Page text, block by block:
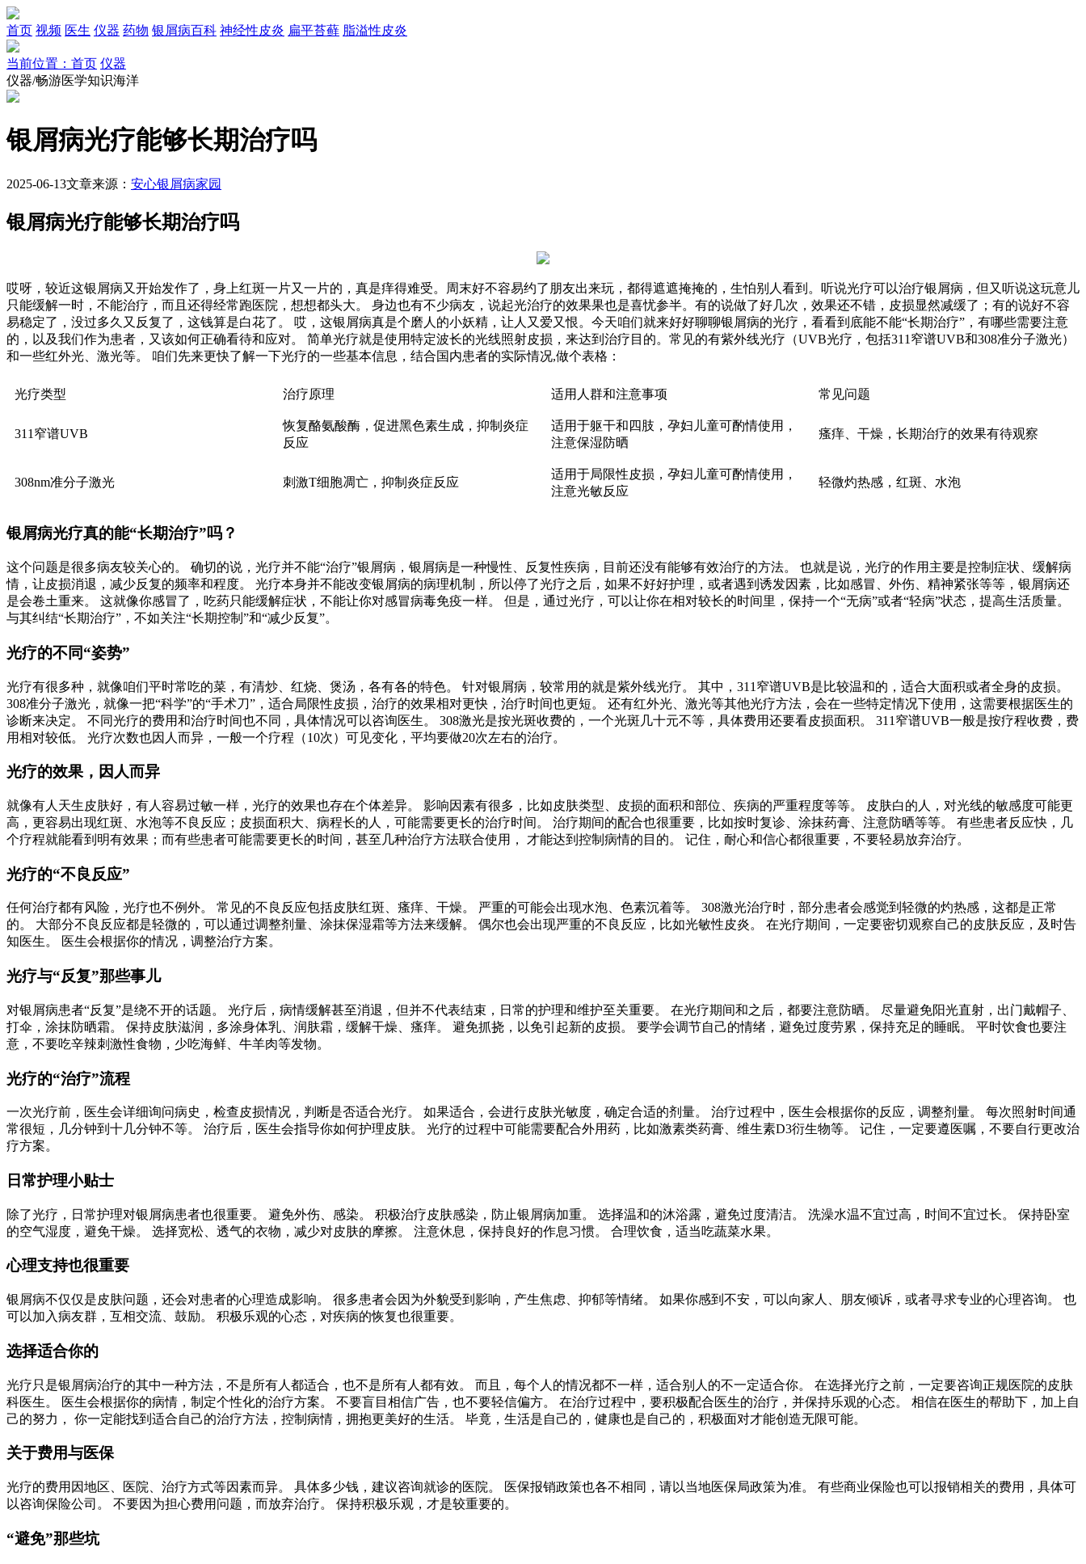
首页 视频 医生 仪器 药物 银屑病百科 神经性皮炎 扁平苔藓 脂溢性皮炎
当前位置：首页 仪器
仪器/畅游医学知识海洋
银屑病光疗能够长期治疗吗
2025-06-13文章来源： 安心银屑病家园
银屑病光疗能够长期治疗吗
哎呀，较近这银屑病又开始发作了，身上红斑一片又一片的，真是痒得难受。周末好不容易约了朋友出来玩，都得遮遮掩掩的，生怕别人看到。听说光疗可以治疗银屑病，但又听说这玩意儿
只能缓解一时，不能治疗，而且还得经常跑医院，想想都头大。 身边也有不少病友，说起光治疗的效果果也是喜忧参半。有的说做了好几次，效果还不错，皮损显然减缓了；有的说好不容
易稳定了，没过多久又反复了，这钱算是白花了。 哎，这银屑病真是个磨人的小妖精，让人又爱又恨。今天咱们就来好好聊聊银屑病的光疗，看看到底能不能“长期治疗”，有哪些需要注意
的，以及我们作为患者，又该如何正确看待和应对。 简单光疗就是使用特定波长的光线照射皮损，来达到治疗目的。常见的有紫外线光疗（UVB光疗，包括311窄谱UVB和308准分子激光）
和一些红外光、激光等。 咱们先来更快了解一下光疗的一些基本信息，结合国内患者的实际情况,做个表格：
光疗类型 治疗原理 适用人群和注意事项 常见问题
311窄谱UVB
恢复酪氨酸酶，促进黑色素生成，抑制炎症
反应
适用于躯干和四肢，孕妇儿童可酌情使用，
注意保湿防晒
瘙痒、干燥，长期治疗的效果有待观察
308nm准分子激光 刺激T细胞凋亡，抑制炎症反应
适用于局限性皮损，孕妇儿童可酌情使用，
注意光敏反应
轻微灼热感，红斑、水泡
银屑病光疗真的能“长期治疗”吗？
这个问题是很多病友较关心的。 确切的说，光疗并不能“治疗”银屑病，银屑病是一种慢性、反复性疾病，目前还没有能够有效治疗的方法。 也就是说，光疗的作用主要是控制症状、缓解病
情，让皮损消退，减少反复的频率和程度。 光疗本身并不能改变银屑病的病理机制，所以停了光疗之后，如果不好好护理，或者遇到诱发因素，比如感冒、外伤、精神紧张等等，银屑病还
是会卷土重来。 这就像你感冒了，吃药只能缓解症状，不能让你对感冒病毒免疫一样。 但是，通过光疗，可以让你在相对较长的时间里，保持一个“无病”或者“轻病”状态，提高生活质量。
与其纠结“长期治疗”，不如关注“长期控制”和“减少反复”。
光疗的不同“姿势”
光疗有很多种，就像咱们平时常吃的菜，有清炒、红烧、煲汤，各有各的特色。 针对银屑病，较常用的就是紫外线光疗。 其中，311窄谱UVB是比较温和的，适合大面积或者全身的皮损。
308准分子激光，就像一把“科学”的“手术刀”，适合局限性皮损，治疗的效果相对更快，治疗时间也更短。 还有红外光、激光等其他光疗方法，会在一些特定情况下使用，这需要根据医生的
诊断来决定。 不同光疗的费用和治疗时间也不同，具体情况可以咨询医生。 308激光是按光斑收费的，一个光斑几十元不等，具体费用还要看皮损面积。 311窄谱UVB一般是按疗程收费，费
用相对较低。 光疗次数也因人而异，一般一个疗程（10次）可见变化，平均要做20次左右的治疗。
光疗的效果，因人而异
就像有人天生皮肤好，有人容易过敏一样，光疗的效果也存在个体差异。 影响因素有很多，比如皮肤类型、皮损的面积和部位、疾病的严重程度等等。 皮肤白的人，对光线的敏感度可能更
高，更容易出现红斑、水泡等不良反应；皮损面积大、病程长的人，可能需要更长的治疗时间。 治疗期间的配合也很重要，比如按时复诊、涂抹药膏、注意防晒等等。 有些患者反应快，几
个疗程就能看到明有效果；而有些患者可能需要更长的时间，甚至几种治疗方法联合使用， 才能达到控制病情的目的。 记住，耐心和信心都很重要，不要轻易放弃治疗。
光疗的“不良反应”
任何治疗都有风险，光疗也不例外。 常见的不良反应包括皮肤红斑、瘙痒、干燥。 严重的可能会出现水泡、色素沉着等。 308激光治疗时，部分患者会感觉到轻微的灼热感，这都是正常
的。 大部分不良反应都是轻微的，可以通过调整剂量、涂抹保湿霜等方法来缓解。 偶尔也会出现严重的不良反应，比如光敏性皮炎。 在光疗期间，一定要密切观察自己的皮肤反应，及时告
知医生。 医生会根据你的情况，调整治疗方案。
光疗与“反复”那些事儿
对银屑病患者“反复”是绕不开的话题。 光疗后，病情缓解甚至消退，但并不代表结束，日常的护理和维护至关重要。 在光疗期间和之后，都要注意防晒。 尽量避免阳光直射，出门戴帽子、
打伞，涂抹防晒霜。 保持皮肤滋润，多涂身体乳、润肤霜，缓解干燥、瘙痒。 避免抓挠，以免引起新的皮损。 要学会调节自己的情绪，避免过度劳累，保持充足的睡眠。 平时饮食也要注
意，不要吃辛辣刺激性食物，少吃海鲜、牛羊肉等发物。
光疗的“治疗”流程
一次光疗前，医生会详细询问病史，检查皮损情况，判断是否适合光疗。 如果适合，会进行皮肤光敏度，确定合适的剂量。 治疗过程中，医生会根据你的反应，调整剂量。 每次照射时间通
常很短，几分钟到十几分钟不等。 治疗后，医生会指导你如何护理皮肤。 光疗的过程中可能需要配合外用药，比如激素类药膏、维生素D3衍生物等。 记住，一定要遵医嘱，不要自行更改治
疗方案。
日常护理小贴士
除了光疗，日常护理对银屑病患者也很重要。 避免外伤、感染。 积极治疗皮肤感染，防止银屑病加重。 选择温和的沐浴露，避免过度清洁。 洗澡水温不宜过高，时间不宜过长。 保持卧室
的空气湿度，避免干燥。 选择宽松、透气的衣物，减少对皮肤的摩擦。 注意休息，保持良好的作息习惯。 合理饮食，适当吃蔬菜水果。
心理支持也很重要
银屑病不仅仅是皮肤问题，还会对患者的心理造成影响。 很多患者会因为外貌受到影响，产生焦虑、抑郁等情绪。 如果你感到不安，可以向家人、朋友倾诉，或者寻求专业的心理咨询。 也
可以加入病友群，互相交流、鼓励。 积极乐观的心态，对疾病的恢复也很重要。
选择适合你的
光疗只是银屑病治疗的其中一种方法，不是所有人都适合，也不是所有人都有效。 而且，每个人的情况都不一样，适合别人的不一定适合你。 在选择光疗之前，一定要咨询正规医院的皮肤
科医生。 医生会根据你的病情，制定个性化的治疗方案。 不要盲目相信广告，也不要轻信偏方。 在治疗过程中，要积极配合医生的治疗，并保持乐观的心态。 相信在医生的帮助下，加上自
己的努力， 你一定能找到适合自己的治疗方法，控制病情，拥抱更美好的生活。 毕竟，生活是自己的，健康也是自己的，积极面对才能创造无限可能。
关于费用与医保
光疗的费用因地区、医院、治疗方式等因素而异。 具体多少钱，建议咨询就诊的医院。 医保报销政策也各不相同，请以当地医保局政策为准。 有些商业保险也可以报销相关的费用，具体可
以咨询保险公司。 不要因为担心费用问题，而放弃治疗。 保持积极乐观，才是较重要的。
“避免”那些坑